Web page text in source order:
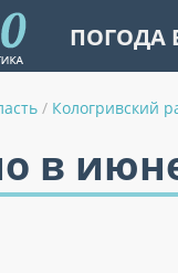
ПОГОДА
/ Кологривский
в